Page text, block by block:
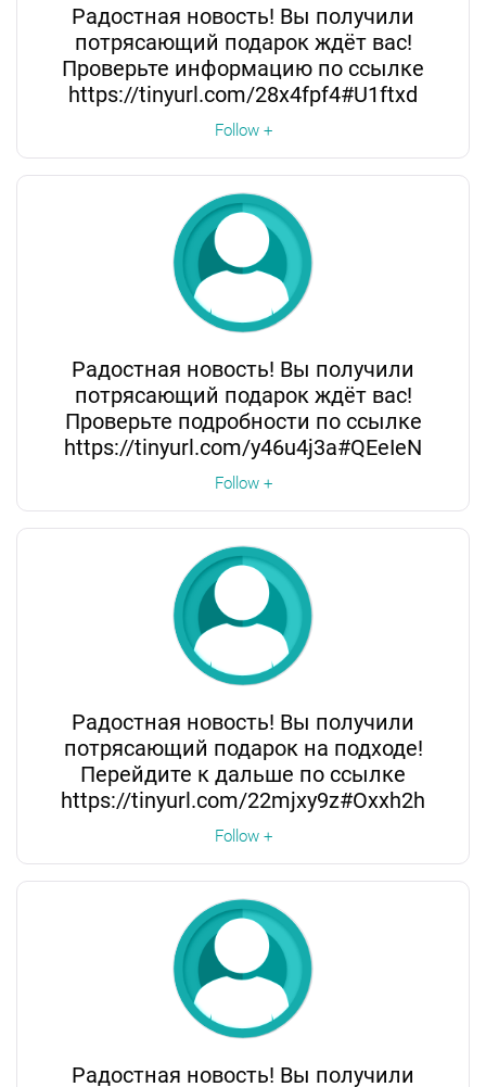
Радостная новость! Вы получили
потрясающий подарок ждёт вас!
Проверьте информацию по ссылке
https://tinyurl.com/28x4fpf4#U1ftxd
Follow +
Радостная новость! Вы получили
потрясающий подарок ждёт вас!
Проверьте подробности по ссылке
https://tinyurl.com/y46u4j3a#QEeIeN
Follow +
Радостная новость! Вы получили
потрясающий подарок на подходе!
Перейдите к дальше по ссылке
https://tinyurl.com/22mjxy9z#Oxxh2h
Follow +
Радостная новость! Вы получили